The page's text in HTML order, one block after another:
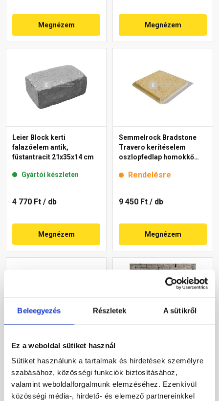
Beleegyezés Részletek A sütikről
Ez a weboldal sütiket használ
Sütiket használunk a tartalmak és hirdetések személyre
szabásához, közösségi funkciók biztosításához,
valamint weboldalforgalmunk elemzéséhez. Ezenkívül
közösségi média-, hirdető- és elemező partnereinkkel
Megnézem Megnézem
Leier Block kerti
falazóelem antik,
füstantracit 21x35x14 cm
Gyártói készleten
4 770 Ft / db
Megnézem
Semmelrock Bradstone
Travero kerítéselem
oszlopfedlap homokkő
Rendelésre
9 450 Ft / db
Megnézem
Semmelrock Castello
kerítéselem fedlap szürke-
Rendelésre
Pillérkorona, négy oldalon
hasított, füstantracit 24 cm
falhoz
Gyártói készleten